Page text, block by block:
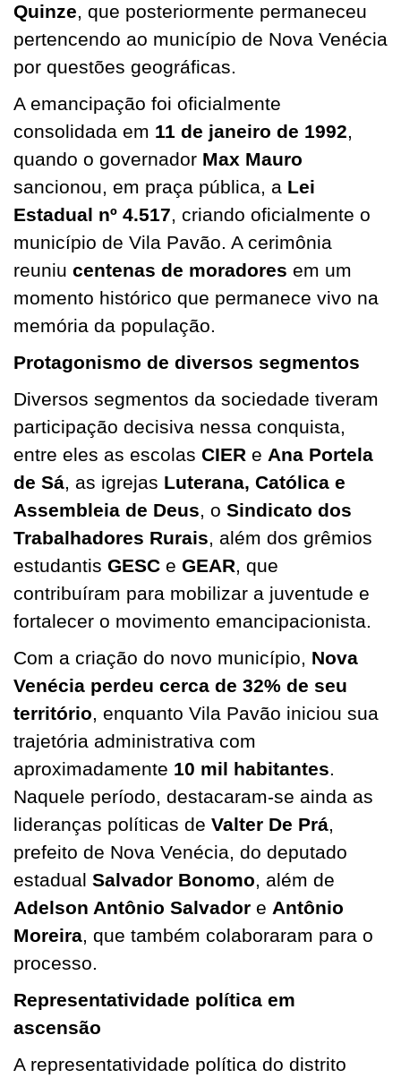
Quinze, que posteriormente permaneceu
pertencendo ao município de Nova Venécia
por questões geográficas.
A emancipação foi oficialmente
consolidada em 11 de janeiro de 1992,
quando o governador Max Mauro
sancionou, em praça pública, a Lei
Estadual nº 4.517, criando oficialmente o
município de Vila Pavão. A cerimônia
reuniu centenas de moradores em um
momento histórico que permanece vivo na
memória da população.
Protagonismo de diversos segmentos
Diversos segmentos da sociedade tiveram
participação decisiva nessa conquista,
entre eles as escolas CIER e Ana Portela
de Sá, as igrejas Luterana, Católica e
Assembleia de Deus, o Sindicato dos
Trabalhadores Rurais, além dos grêmios
estudantis GESC e GEAR, que
contribuíram para mobilizar a juventude e
fortalecer o movimento emancipacionista.
Com a criação do novo município, Nova
Venécia perdeu cerca de 32% de seu
território, enquanto Vila Pavão iniciou sua
trajetória administrativa com
aproximadamente 10 mil habitantes.
Naquele período, destacaram-se ainda as
lideranças políticas de Valter De Prá,
prefeito de Nova Venécia, do deputado
estadual Salvador Bonomo, além de
Adelson Antônio Salvador e Antônio
Moreira, que também colaboraram para o
processo.
Representatividade política em
ascensão
A representatividade política do distrito